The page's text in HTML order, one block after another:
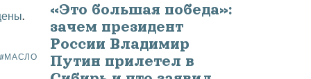
.
ОЦЕНИТЬ
СТАТЬЮ
«Это большая победа»:
зачем президент
России Владимир
Путин прилетел в